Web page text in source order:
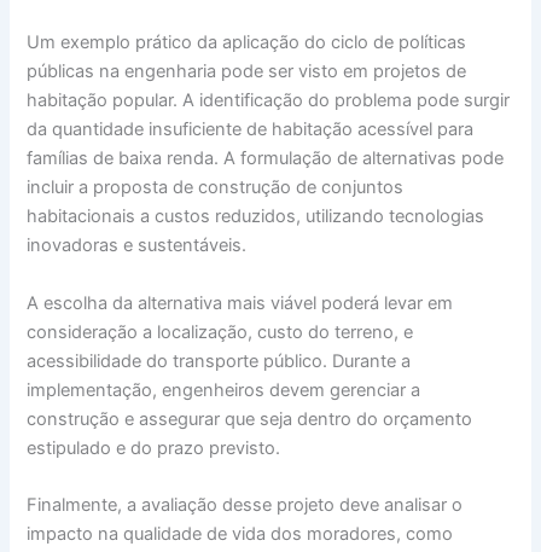
Um exemplo prático da aplicação do ciclo de políticas
públicas na engenharia pode ser visto em projetos de
habitação popular. A identificação do problema pode surgir
da quantidade insuficiente de habitação acessível para
famílias de baixa renda. A formulação de alternativas pode
incluir a proposta de construção de conjuntos
habitacionais a custos reduzidos, utilizando tecnologias
inovadoras e sustentáveis.
A escolha da alternativa mais viável poderá levar em
consideração a localização, custo do terreno, e
acessibilidade do transporte público. Durante a
implementação, engenheiros devem gerenciar a
construção e assegurar que seja dentro do orçamento
estipulado e do prazo previsto.
Finalmente, a avaliação desse projeto deve analisar o
impacto na qualidade de vida dos moradores, como